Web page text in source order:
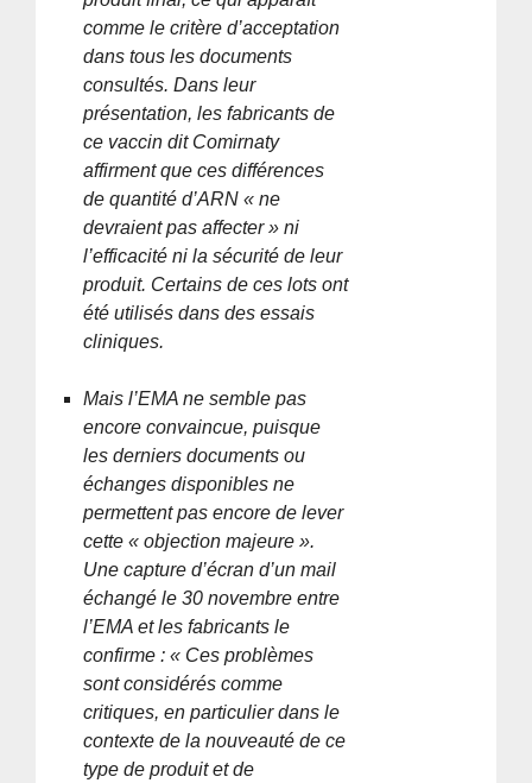
comme le critère d’acceptation
dans tous les documents
consultés. Dans leur
présentation, les fabricants de
ce vaccin dit Comirnaty
affirment que ces différences
de quantité d’ARN « ne
devraient pas affecter » ni
l’efficacité ni la sécurité de leur
produit. Certains de ces lots ont
été utilisés dans des essais
cliniques.
Mais l’EMA ne semble pas
encore convaincue, puisque
les derniers documents ou
échanges disponibles ne
permettent pas encore de lever
cette « objection majeure ».
Une capture d’écran d’un mail
échangé le 30 novembre entre
l’EMA et les fabricants le
confirme : « Ces problèmes
sont considérés comme
critiques, en particulier dans le
contexte de la nouveauté de ce
type de produit et de